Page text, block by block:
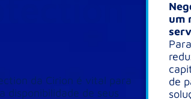
da Cirion é vital para
disponibilidade de seus
um
de